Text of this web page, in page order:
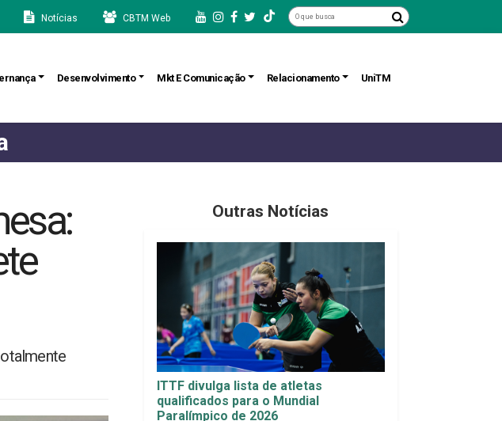
Notícias CBTM Web
Desenvolvimento Mkt E Comunicação Relacionamento UniTM
Outras Notícias
ITTF divulga lista de atletas
qualificados para o Mundial
Paralímpico de 2026